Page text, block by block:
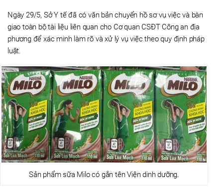
Ngày 29/5, Sở Y tế đã có văn bản chuyển hồ sơ vụ việc và bàn
giao toàn bộ tài liệu liên quan cho Cơ quan CSĐT Công an địa
phương để xác minh làm rõ và xử lý vụ việc theo quy định pháp
luật.
Sản phẩm sữa Milo có gắn tên Viện dinh dưỡng.